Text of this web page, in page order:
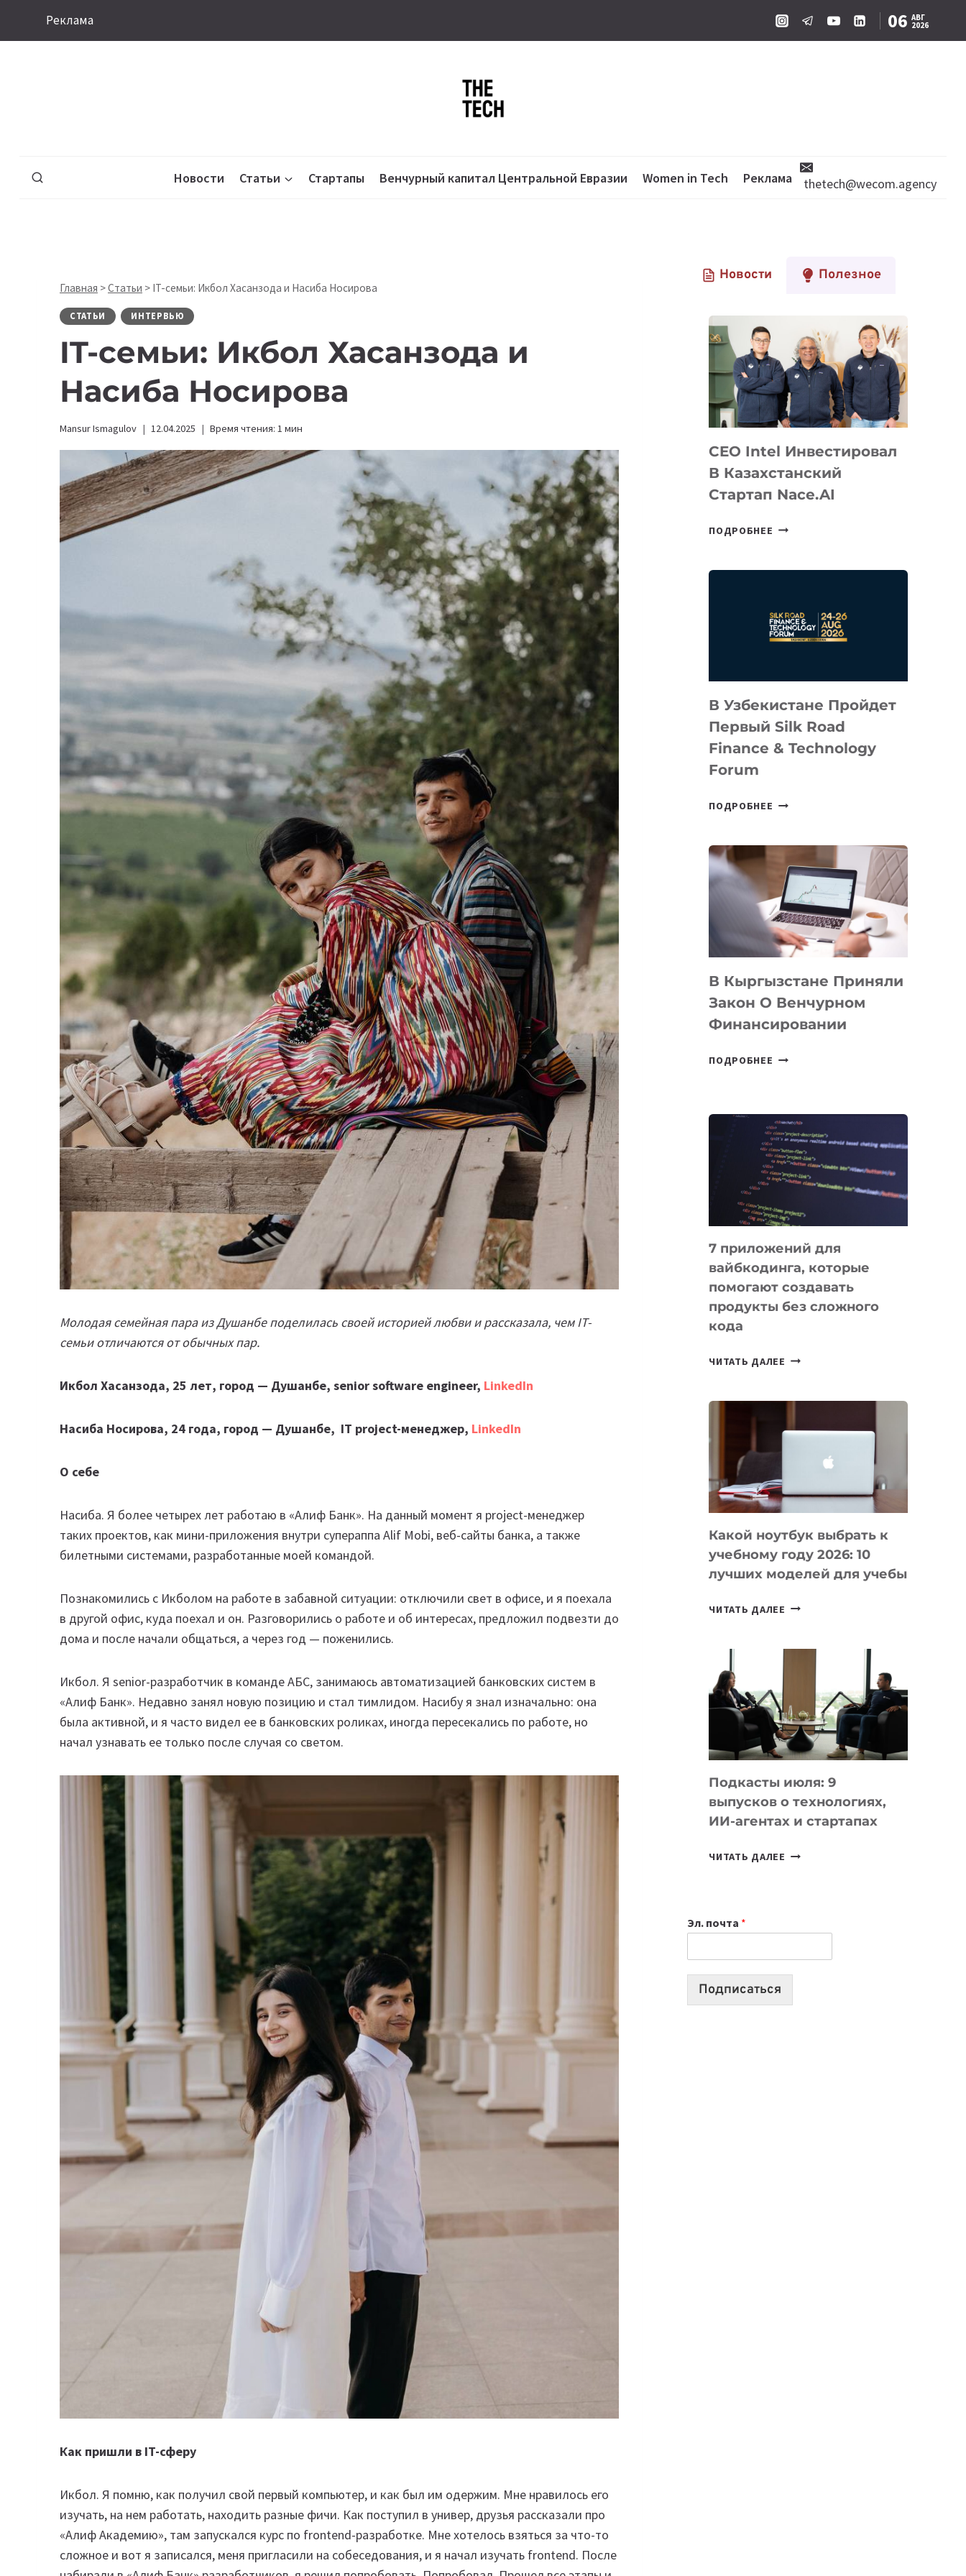
Реклама 06 АВГ
2026
Новости Статьи Стартапы Венчурный капитал Центральной Евразии Women in Tech Реклама thetech@wecom.agency
Главная >Статьи > IT-семьи: Икбол Хасанзода и Насиба Носирова
СТАТЬИ ИНТЕРВЬЮ
IT-семьи: Икбол Хасанзода и
Насиба Носирова
Mansur Ismagulov 12.04.2025 Время чтения: 1 мин
Молодая семейная пара из Душанбе поделилась своей историей любви и рассказала, чем IT-
семьи отличаются от обычных пар.
Икбол Хасанзода, 25 лет, город — Душанбе, senior software engineer, LinkedIn
Насиба Носирова, 24 года, город — Душанбе, IT project-менеджер, LinkedIn
О себе
Насиба. Я более четырех лет работаю в «Алиф Банк». На данный момент я project-менеджер
таких проектов, как мини-приложения внутри супераппа Alif Mobi, веб-сайты банка, а также
билетными системами, разработанные моей командой.
Познакомились с Икболом на работе в забавной ситуации: отключили свет в офисе, и я поехала
в другой офис, куда поехал и он. Разговорились о работе и об интересах, предложил подвезти до
дома и после начали общаться, а через год — поженились.
Икбол. Я senior-разработчик в команде АБС, занимаюсь автоматизацией банковских систем в
«Алиф Банк». Недавно занял новую позицию и стал тимлидом. Насибу я знал изначально: она
была активной, и я часто видел ее в банковских роликах, иногда пересекались по работе, но
начал узнавать ее только после случая со светом.
Как пришли в IT-сферу
Икбол. Я помню, как получил свой первый компьютер, и как был им одержим. Мне нравилось его
изучать, на нем работать, находить разные фичи. Как поступил в универ, друзья рассказали про
«Алиф Академию», там запускался курс по frontend-разработке. Мне хотелось взяться за что-то
сложное и вот я записался, меня пригласили на собеседования, и я начал изучать frontend. После
Новости Полезное
CEO Intel Инвестировал
В Казахстанский
Стартап Nace.AI
ПОДРОБНЕЕ CEO
СТАРТАП
NACE.AI
В Узбекистане Пройдет
Первый Silk Road
Finance & Technology
Forum
ПОДРОБНЕЕ
SILK
ROAD
FINANCE
&
TECHNOLOGY
В Кыргызстане Приняли
Закон О Венчурном
Финансировании
ПОДРОБНЕЕ
О
ВЕНЧУРНОМ
ФИНАНСИРОВАНИИ
7 приложений для
вайбкодинга, которые
помогают создавать
продукты без сложного
кода
ЧИТАТЬ ДАЛЕЕ 7
КОТОРЫЕ
СОЗДАВАТЬ
БЕЗ
КОДА
Какой ноутбук выбрать к
учебному году 2026: 10
лучших моделей для учебы
ЧИТАТЬ ДАЛЕЕ КАКОЙ
2026:
10
ЛУЧШИХ
ДЛЯ
УЧЕБЫ
Подкасты июля: 9
выпусков о технологиях,
ИИ-агентах и стартапах
ЧИТАТЬ ДАЛЕЕ ПОДКАСТЫ
ИИ-
АГЕНТАХ
Эл. почта *
Подписаться